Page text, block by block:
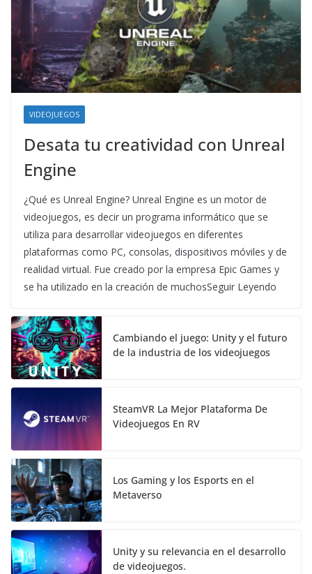
VIDEOJUEGOS
Desata tu creatividad con Unreal
Engine
¿Qué es Unreal Engine? Unreal Engine es un motor de
videojuegos, es decir un programa informático que se
utiliza para desarrollar videojuegos en diferentes
plataformas como PC, consolas, dispositivos móviles y de
realidad virtual. Fue creado por la empresa Epic Games y
se ha utilizado en la creación de muchosSeguir Leyendo
Cambiando el juego: Unity y el futuro
de la industria de los videojuegos
SteamVR La Mejor Plataforma De
Videojuegos En RV
Los Gaming y los Esports en el
Metaverso
Unity y su relevancia en el desarrollo
de videojuegos.